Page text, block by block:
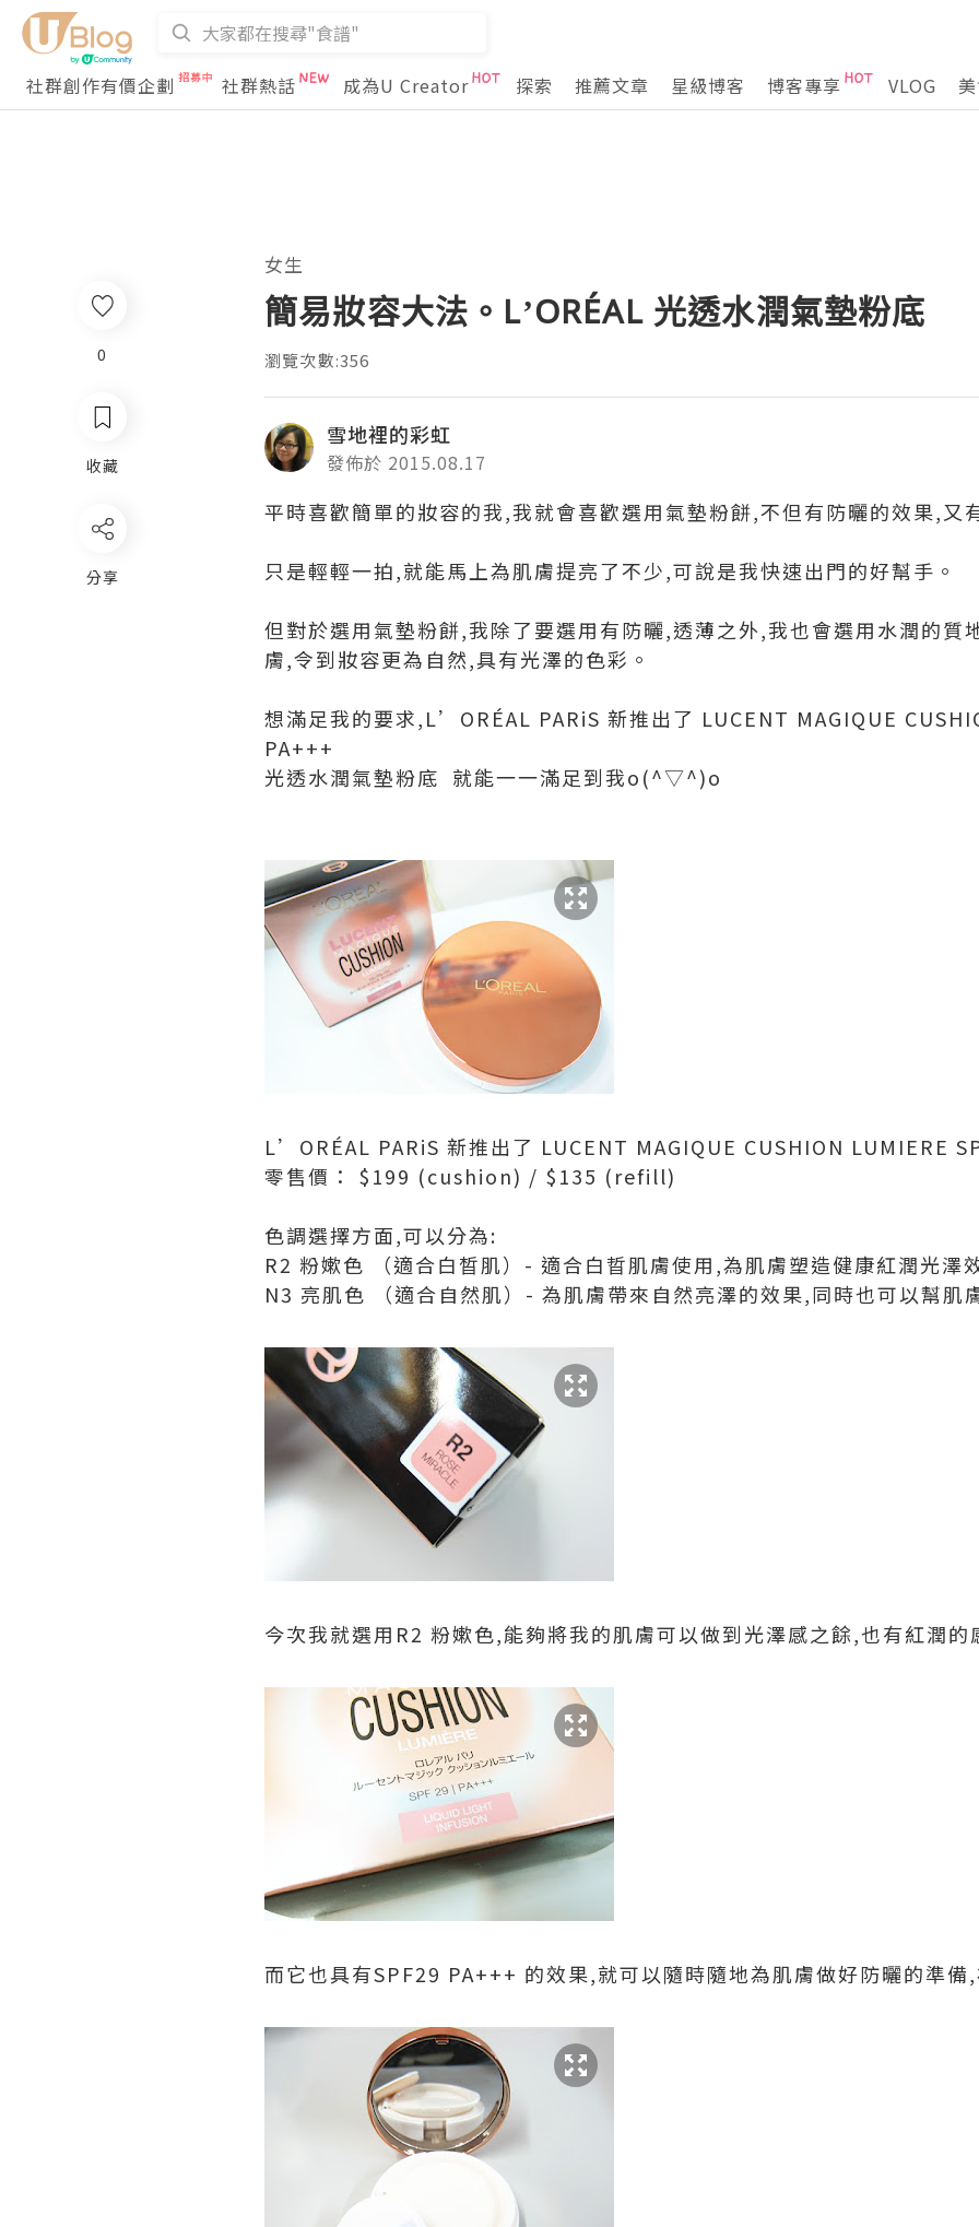
社群創作有價企劃 社群熱話 成為U Creator 探索 推薦文章 星級博客 博客專享 VLOG
0
收藏
分享
女生
簡易妝容大法。L’ORÉAL 光透水潤氣墊粉底
瀏覽次數:356
雪地裡的彩虹
發佈於 2015.08.17
平時喜歡簡單的妝容的我,我就會喜歡選用氣墊粉餅,不但有防曬的效果,又
只是輕輕一拍,就能馬上為肌膚提亮了不少,可說是我快速出門的好幫手。
但對於選用氣墊粉餅,我除了要選用有防曬,透薄之外,我也會選用水潤的質
膚,令到妝容更為自然,具有光澤的色彩。
想滿足我的要求,L’ORÉAL PARiS 新推出了 LUCENT MAGIQUE
PA+++
光透水潤氣墊粉底 就能一一滿足到我o(^▽^)o
L’ORÉAL PARiS 新推出了 LUCENT MAGIQUE CUSHION LUMIERE
零售價： $199 (cushion) / $135 (refill)
色調選擇方面,可以分為:
R2 粉嫰色 （適合白晳肌）- 適合白晢肌膚使用,為肌膚塑造健康紅潤光澤
N3 亮肌色 （適合自然肌）- 為肌膚帶來自然亮澤的效果,同時也可以幫肌
今次我就選用R2 粉嫰色,能夠將我的肌膚可以做到光澤感之餘,也有紅潤的
而它也具有SPF29 PA+++ 的效果,就可以隨時隨地為肌膚做好防曬的準